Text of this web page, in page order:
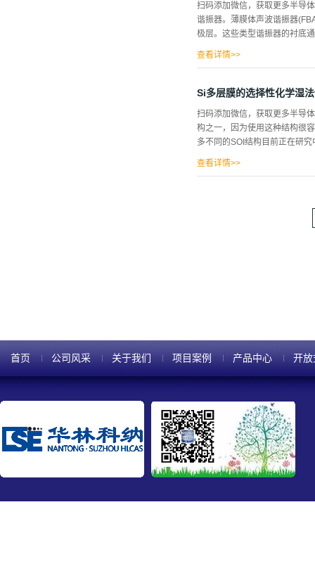
行。使用恒电位仪进行了电化
ZnO:Al覆盖的衬底被切割成块
离子水中清洗衬底，以去除源
面接触由来自与正面接触相同
扫码添加微信，获取更多半导
谐振器。薄膜体声波谐振器
极层。这些类型谐振器的衬底
仍存在侧壁角度差、微切效应
铝薄膜，厚度为450纳米，晶
米。通过扫描电子显微镜
化硅的蚀刻速率比。氯基气体
查看详情>>
Si多层膜的选择性化学湿
扫码添加微信，获取更多半导
构之一，因为使用这种结构很
多不同的SOI结构目前正在研
氧化物，在1100℃下进行)进
查看详情>>
首页 公司风采 关于我们 项目案例 产品中心 开放